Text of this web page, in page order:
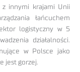
z innymi krajami Unii
łańcuchem
logistyczny w 5
działalności.
w Polsce jako
jest gorzej.